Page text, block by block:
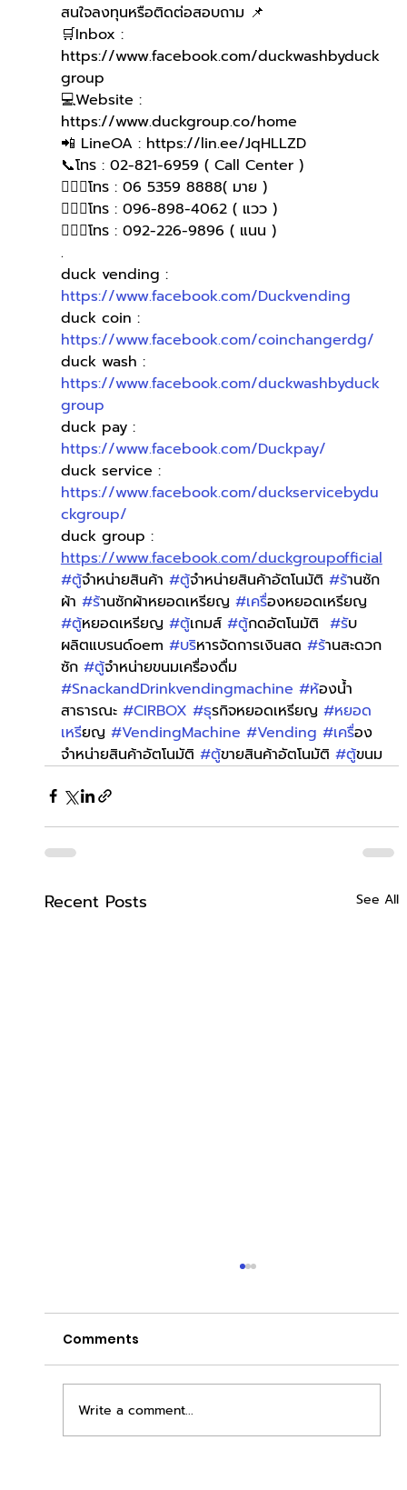
สนใจลงทุนหรือติดต่อสอบถาม 📌
🛒Inbox :
https://www.facebook.com/duckwashbyduck
group
💻Website :
https://www.duckgroup.co/home
📲 LineOA : https://lin.ee/JqHLLZD
📞โทร : 02-821-6959 ( Call Center )
🙋🏻‍♀️โทร : 06 5359 8888( มาย )
🙋🏻‍♀โทร : 096-898-4062 ( แวว )
🙋🏻‍♀️โทร : 092-226-9896 ( แนน )
.
duck vending :
https://www.facebook.com/Duckvending
duck coin :
https://www.facebook.com/coinchangerdg/
duck wash :
https://www.facebook.com/duckwashbyduck
group
duck pay :
https://www.facebook.com/Duckpay/
duck service :
https://www.facebook.com/duckservicebydu
ckgroup/
duck group :
https://www.facebook.com/duckgroupofficial
#ตู้จำหน่ายสินค้า #ตู้จำหน่ายสินค้าอัตโนมัติ #ร้านซัก
ผ้า #ร้านซักผ้าหยอดเหรียญ #เครื่องหยอดเหรียญ
#ตู้หยอดเหรียญ #ตู้เกมส์ #ตู้กดอัตโนมัติ #รับ
ผลิตแบรนด์oem #บริหารจัดการเงินสด #ร้านสะดวก
ซัก #ตู้จำหน่ายขนมเครื่องดื่ม
#SnackandDrinkvendingmachine #ห้องน้ำ
สาธารณะ #CIRBOX #ธุรกิจหยอดเหรียญ #หยอด
เหรียญ #VendingMachine #Vending #เครื่อง
จำหน่ายสินค้าอัตโนมัติ #ตู้ขายสินค้าอัตโนมัติ #ตู้ขนม
Recent Posts See All
Comments
Write a comment...